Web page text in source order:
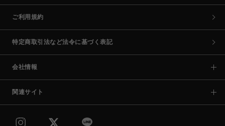
ご利用規約
特定商取引法など法令に基づく表記
会社情報
関連サイト